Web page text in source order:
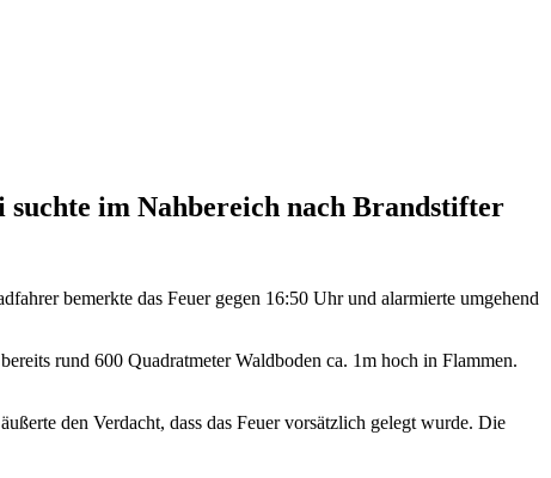
im Nahbereich nach Brandstifter
bemerkte das Feuer gegen 16:50 Uhr und alarmierte umgehend
rund 600 Quadratmeter Waldboden ca. 1m hoch in Flammen.
den Verdacht, dass das Feuer vorsätzlich gelegt wurde. Die